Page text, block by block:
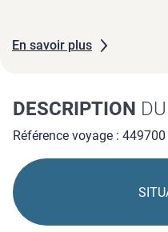
En savoir plus
DESCRIPTION
Référence voyage : 449700